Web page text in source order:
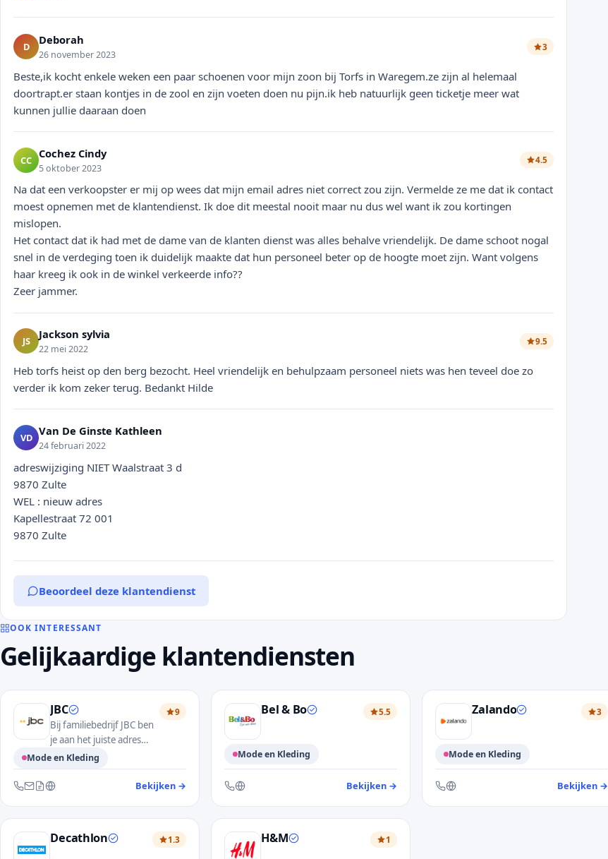
D Deborah
26 november 2023
3
Beste,ik kocht enkele weken een paar schoenen voor mijn zoon bij Torfs in Waregem.ze zijn al helemaal
doortrapt.er staan kontjes in de zool en zijn voeten doen nu pijn.ik heb natuurlijk geen ticketje meer wat
kunnen jullie daaraan doen
CC Cochez Cindy
5 oktober 2023
4.5
Na dat een verkoopster er mij op wees dat mijn email adres niet correct zou zijn. Vermelde ze me dat ik contact
moest opnemen met de klantendienst. Ik doe dit meestal nooit maar nu dus wel want ik zou kortingen
mislopen.
Het contact dat ik had met de dame van de klanten dienst was alles behalve vriendelijk. De dame schoot nogal
snel in de verdeging toen ik duidelijk maakte dat hun personeel beter op de hoogte moet zijn. Want volgens
haar kreeg ik ook in de winkel verkeerde info??
Zeer jammer.
JS Jackson sylvia
22 mei 2022
9.5
Heb torfs heist op den berg bezocht. Heel vriendelijk en behulpzaam personeel niets was hen teveel doe zo
verder ik kom zeker terug. Bedankt Hilde
VD Van De Ginste Kathleen
24 februari 2022
adreswijziging NIET Waalstraat 3 d
9870 Zulte
WEL : nieuw adres
Kapellestraat 72 001
9870 Zulte
Beoordeel deze klantendienst
OOK INTERESSANT
Gelijkaardige klantendiensten
JBC
Bij familiebedrijf JBC ben
je aan het juiste adres
voor een ruim
assortiment aan
kinderkleding, mode
9
Mode en Kleding
Bereikbaar via telefoon, e-mail, contactformulier en website
Bekijken → — klantendienst JBC
Bel & Bo 5.5
Mode en Kleding
Bereikbaar via telefoon en website
Bekijken → — klantendienst Bel & Bo
Zalando 3
Mode en Kleding
Bereikbaar via telefoon en website
Bekijken →
Decathlon 1.3 H&M 1